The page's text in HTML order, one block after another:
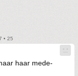
• 25
haar mede-